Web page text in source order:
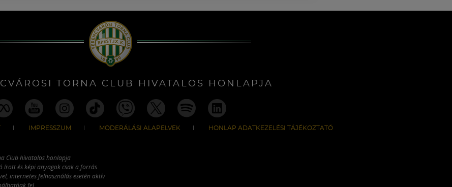
TORNA CLUB HIVATALOS HONLAPJA
IMPRESSZUM MODERÁLÁSI ALAPELVEK HONLAP ADATKEZELÉSI TÁJÉKOZTATÓ
Club hivatalos honlapja
írott és képi anyagok csak a forrás
internetes felhasználás esetén aktív
fel.